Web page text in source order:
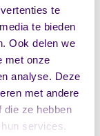
te
te bieden
Ook delen we
met onze
analyse. Deze
met andere
die ze hebben
services.
om
binnen dit
gaan met